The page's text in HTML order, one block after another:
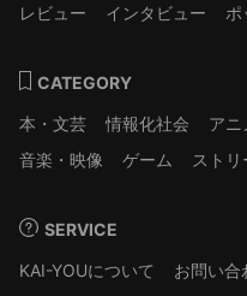
レビュー
インタビュー ポ
CATEGORY
本・文芸
情報化社会 アニ
音楽・映像
ゲーム ストリ
SERVICE
KAI-YOUについて
お問い合